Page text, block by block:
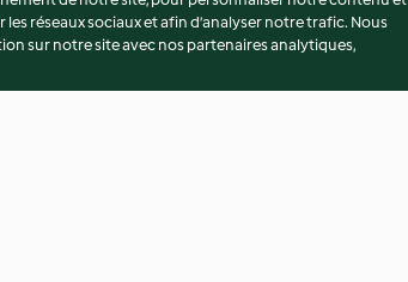
réseaux sociaux et afin d’analyser notre trafic. Nous
sur notre site avec nos partenaires analytiques,